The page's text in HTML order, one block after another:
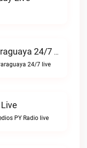
Radio Cumbia Paraguaya 24/7 Live
24/7 live
PY Radio live